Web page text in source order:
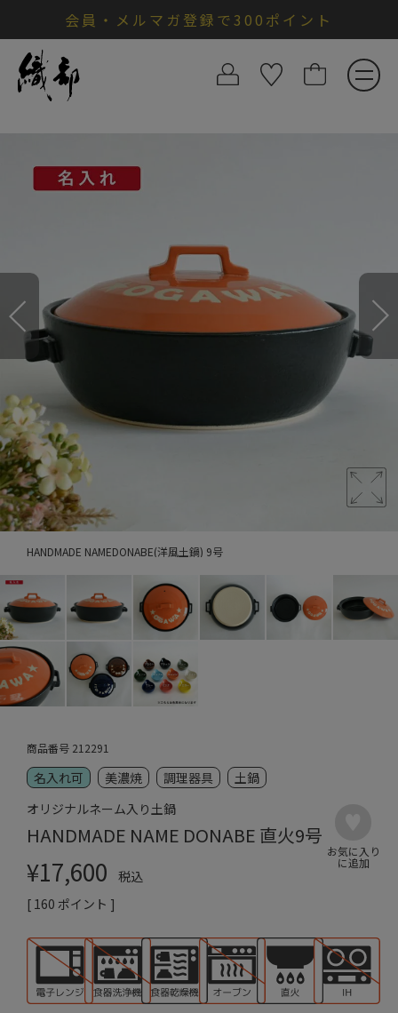
会員・メルマガ登録で300ポイント
HANDMADE NAMEDONABE(洋風土鍋) 9号
商品番号 212291
名入れ可 美濃焼 調理器具
土鍋
オリジナルネーム入り土鍋
HANDMADE NAME DONABE 直火9号
¥17,600
税込
[ 160 ポイント ]